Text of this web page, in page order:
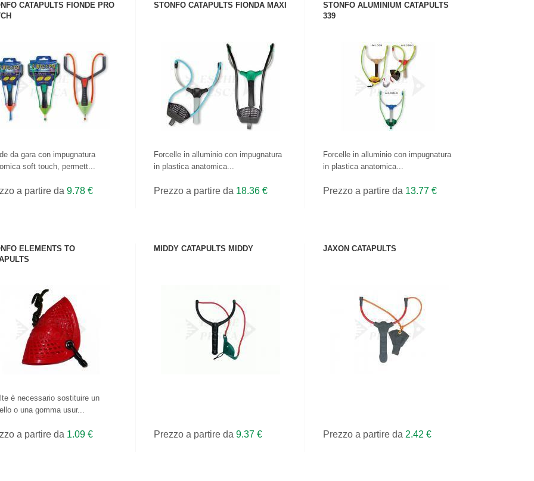
CATAPULTS FIONDE PRO
VEDI IL PRODOTTO
da gara con impugnatura
soft touch, permett...
a partire da 9.78 €
STONFO CATAPULTS FIONDA MAXI
VEDI IL PRODOTTO
Forcelle in alluminio con impugnatura
in plastica anatomica...
Prezzo a partire da 18.36 €
STONFO ALUMINIUM CATAPULTS
339
VEDI IL PRODOTTO
Forcelle in alluminio con impugnatura
in plastica anatomica...
Prezzo a partire da 13.77 €
ELEMENTS TO
VEDI IL PRODOTTO
è necessario sostituire un
o una gomma usur...
a partire da 1.09 €
MIDDY CATAPULTS MIDDY
VEDI IL PRODOTTO
Prezzo a partire da 9.37 €
JAXON CATAPULTS
VEDI IL PRODOTTO
Prezzo a partire da 2.42 €